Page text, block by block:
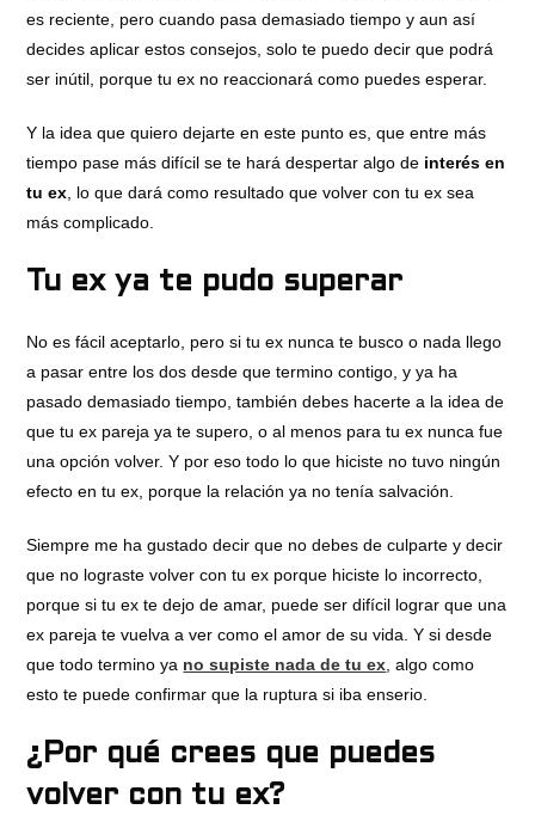
es reciente, pero cuando pasa demasiado tiempo y aun así
decides aplicar estos consejos, solo te puedo decir que podrá
ser inútil, porque tu ex no reaccionará como puedes esperar.
Y la idea que quiero dejarte en este punto es, que entre más
tiempo pase más difícil se te hará despertar algo de interés en
tu ex , lo que dará como resultado que volver con tu ex sea
más complicado.
Tu ex ya te pudo superar
No es fácil aceptarlo, pero si tu ex nunca te busco o nada llego
a pasar entre los dos desde que termino contigo, y ya ha
pasado demasiado tiempo, también debes hacerte a la idea de
que tu ex pareja ya te supero, o al menos para tu ex nunca fue
una opción volver. Y por eso todo lo que hiciste no tuvo ningún
efecto en tu ex, porque la relación ya no tenía salvación.
Siempre me ha gustado decir que no debes de culparte y decir
que no lograste volver con tu ex porque hiciste lo incorrecto,
porque si tu ex te dejo de amar, puede ser difícil lograr que una
ex pareja te vuelva a ver como el amor de su vida. Y si desde
que todo termino ya no supiste nada de tu ex , algo como
esto te puede confirmar que la ruptura si iba enserio.
¿Por qué crees que puedes
volver con tu ex?